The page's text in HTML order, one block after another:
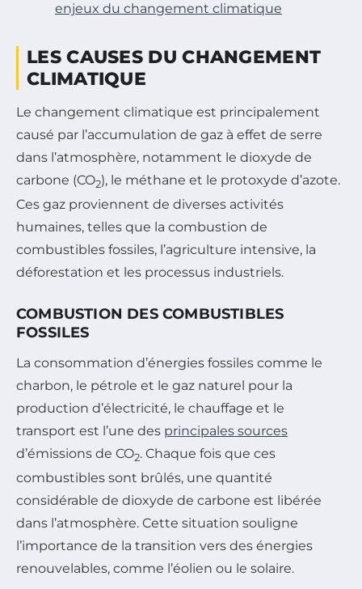
enjeux du changement climatique
LES CAUSES DU CHANGEMENT
CLIMATIQUE
Le changement climatique est principalement
causé par l’accumulation de gaz à effet de serre
dans l’atmosphère, notamment le dioxyde de
carbone (CO2), le méthane et le protoxyde d’azote.
Ces gaz proviennent de diverses activités
humaines, telles que la combustion de
combustibles fossiles, l’agriculture intensive, la
déforestation et les processus industriels.
COMBUSTION DES COMBUSTIBLES
FOSSILES
La consommation d’énergies fossiles comme le
charbon, le pétrole et le gaz naturel pour la
production d’électricité, le chauffage et le
transport est l’une des principales sources
d’émissions de CO2. Chaque fois que ces
combustibles sont brûlés, une quantité
considérable de dioxyde de carbone est libérée
dans l’atmosphère. Cette situation souligne
l’importance de la transition vers des énergies
renouvelables, comme l’éolien ou le solaire.